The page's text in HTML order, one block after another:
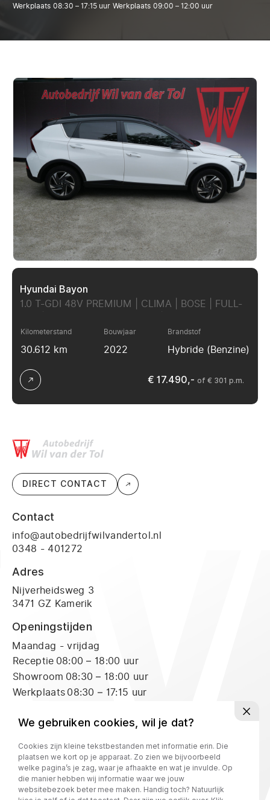
Werkplaats 08:30 – 17:15 uur Werkplaats 09:00 – 12:00 uur
Hyundai Bayon
1.0 T-GDI 48V PREMIUM | CLIMA | BOSE | FULL-
Kilometerstand
30.612 km
Bouwjaar
2022
Brandstof
Hybride (Benzine)
€ 17.490,- of € 301 p.m.
DIRECT CONTACT
Contact
info@autobedrijfwilvandertol.nl
0348 - 401272
Adres
Nijverheidsweg 3
3471 GZ Kamerik
Openingstijden
Maandag - vrijdag
Receptie 08:00 – 18:00 uur
Showroom 08:30 – 18:00 uur
Werkplaats08:30 – 17:15 uur
Receptie09:00 – 16:00 uur
Werkplaats 09:00 – 12:00 uur
Privacy policy
We gebruiken cookies, wil je dat?
Cookies zijn kleine tekstbestanden met informatie erin. Die
plaatsen we kort op je apparaat. Zo zien we bijvoorbeeld
welke pagina’s je zag, waar je afhaakte en wat je invulde. Op
die manier hebben wij informatie waar we jouw
websitebezoek beter mee maken. Handig toch? Natuurlijk